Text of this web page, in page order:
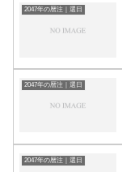
2047年の暦注｜選日
2047年の暦注｜選日
2047年の暦注｜選日